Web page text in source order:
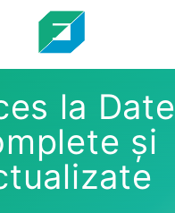
la Date
și